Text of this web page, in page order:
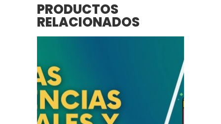
PRODUCTOS
RELACIONADOS